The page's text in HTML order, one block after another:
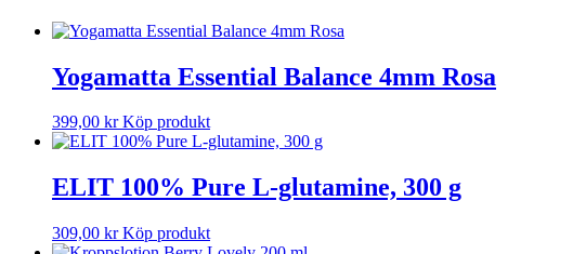
Yogamatta Essential Balance 4mm Rosa
399,00 kr Köp produkt
ELIT 100% Pure L-glutamine, 300 g
309,00 kr Köp produkt